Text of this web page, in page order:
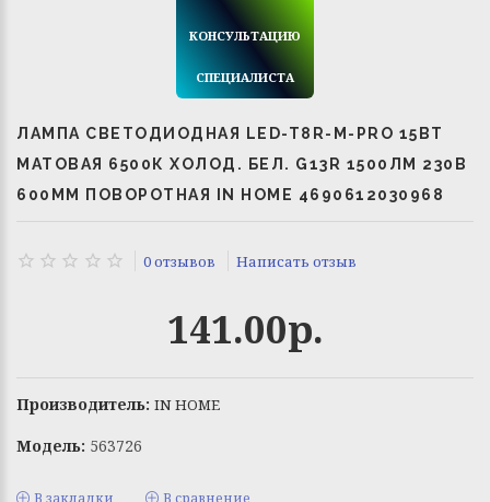
КОНСУЛЬТАЦИЮ
СПЕЦИАЛИСТА
ЛАМПА СВЕТОДИОДНАЯ LED-T8R-М-PRO 15ВТ
МАТОВАЯ 6500К ХОЛОД. БЕЛ. G13R 1500ЛМ 230В
600ММ ПОВОРОТНАЯ IN HOME 4690612030968
0 отзывов Написать отзыв
141.00р.
Производитель: IN HOME
Модель: 563726